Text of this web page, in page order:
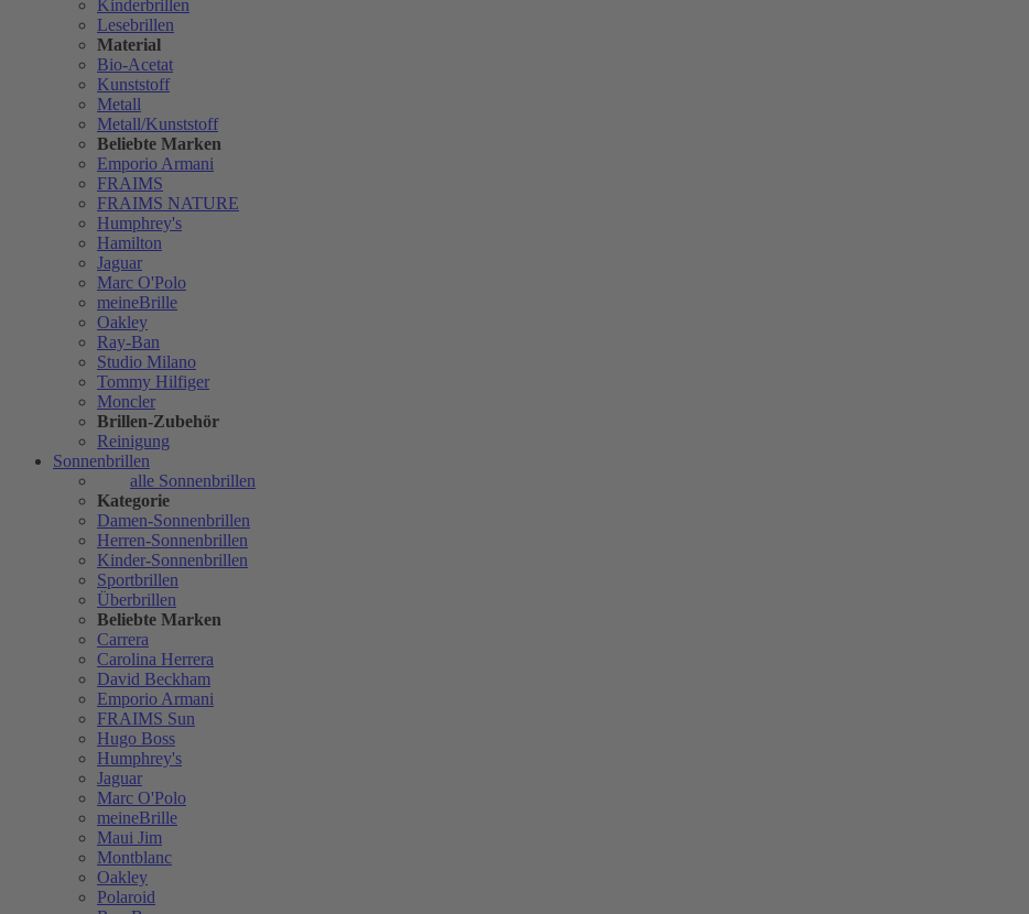
Kinderbrillen
Lesebrillen
Material
Bio-Acetat
Kunststoff
Metall
Metall/Kunststoff
Beliebte Marken
Emporio Armani
FRAIMS
FRAIMS NATURE
Humphrey's
Hamilton
Jaguar
Marc O'Polo
meineBrille
Oakley
Ray-Ban
Studio Milano
Tommy Hilfiger
Moncler
Brillen-Zubehör
Reinigung
Sonnenbrillen
alle Sonnenbrillen
Kategorie
Damen-Sonnenbrillen
Herren-Sonnenbrillen
Kinder-Sonnenbrillen
Sportbrillen
Überbrillen
Beliebte Marken
Carrera
Carolina Herrera
David Beckham
Emporio Armani
FRAIMS Sun
Hugo Boss
Humphrey's
Jaguar
Marc O'Polo
meineBrille
Maui Jim
Montblanc
Oakley
Polaroid